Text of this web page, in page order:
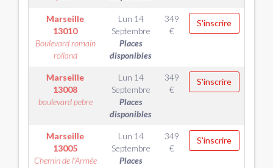
Marseille
13010
Boulevard romain
rolland
Lun 14
Septembre
Places
disponibles
349
€
S'inscrire
Marseille
13008
boulevard pebre
Lun 14
Septembre
Places
disponibles
349
€
S'inscrire
Marseille
13005
Chemin de l'Armée
Lun 14
Septembre
Places
349
€
S'inscrire